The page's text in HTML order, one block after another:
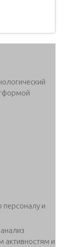
персоналу и
активностям и